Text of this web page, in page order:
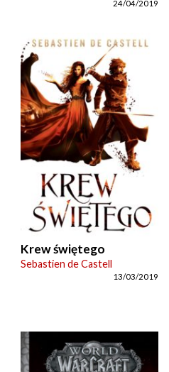
24/04/2019
Krew świętego
Sebastien de Castell
13/03/2019